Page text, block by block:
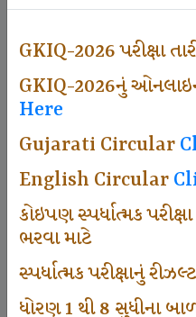
GKIQ-2026 પરીક્ષા
GKIQ-2026નું ઓનલાઇન
Here
Gujarati Circular
English Circular
કોઇપણ સ્પર્ધાત્મક
ભરવા માટે
સ્પર્ધાત્મક પરીક્ષાનું
ધોરણ 1 થી 8 સુધીના